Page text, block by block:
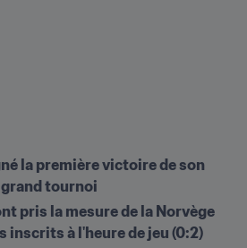
la première victoire de son
tournoi
pris la mesure de la Norvège
inscrits à l'heure de jeu (0:2)